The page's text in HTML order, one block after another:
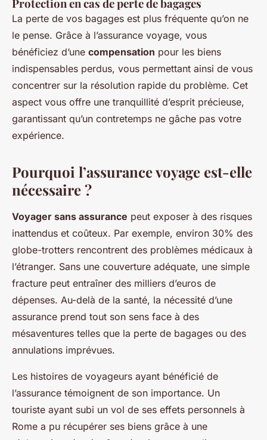
Protection en cas de perte de bagages
La perte de vos bagages est plus fréquente qu’on ne
le pense. Grâce à l’assurance voyage, vous
bénéficiez d’une compensation pour les biens
indispensables perdus, vous permettant ainsi de vous
concentrer sur la résolution rapide du problème. Cet
aspect vous offre une tranquillité d’esprit précieuse,
garantissant qu’un contretemps ne gâche pas votre
expérience.
Pourquoi l’assurance voyage est-elle
nécessaire ?
Voyager sans assurance peut exposer à des risques
inattendus et coûteux. Par exemple, environ 30% des
globe-trotters rencontrent des problèmes médicaux à
l’étranger. Sans une couverture adéquate, une simple
fracture peut entraîner des milliers d’euros de
dépenses. Au-delà de la santé, la nécessité d’une
assurance prend tout son sens face à des
mésaventures telles que la perte de bagages ou des
annulations imprévues.
Les histoires de voyageurs ayant bénéficié de
l’assurance témoignent de son importance. Un
touriste ayant subi un vol de ses effets personnels à
Rome a pu récupérer ses biens grâce à une